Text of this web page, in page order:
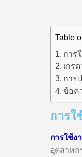
Table
การ
เกร
การ
ข้อค
การใ
การใช้ง
อุตสาหก